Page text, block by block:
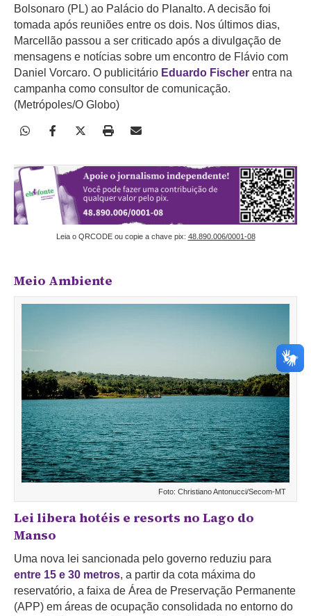
Bolsonaro (PL) ao Palácio do Planalto. A decisão foi
tomada após reuniões entre os dois. Nos últimos dias,
Marcellão passou a ser criticado após a divulgação de
mensagens e notícias sobre um encontro de Flávio com
Daniel Vorcaro. O publicitário Eduardo Fischer entra na
campanha como consultor de comunicação.
(Metrópoles/O Globo)
Leia o QRCODE ou copie a chave pix: 48.890.006/0001-08
Meio Ambiente
Foto: Christiano Antonucci/Secom-MT
Lei libera hotéis e resorts no Lago do
Manso
Uma nova lei sancionada pelo governo reduziu para
entre 15 e 30 metros, a partir da cota máxima do
reservatório, a faixa de Área de Preservação Permanente
(APP) em áreas de ocupação consolidada no entorno do